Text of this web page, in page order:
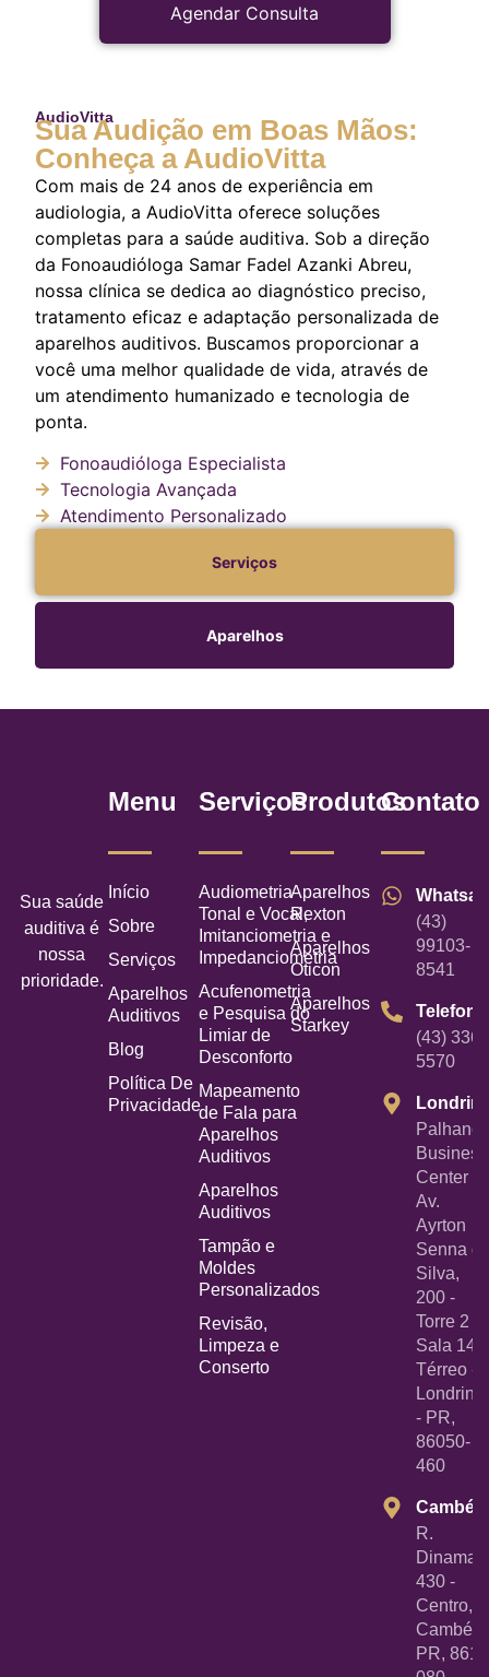
Agendar Consulta
AudioVitta
Sua Audição em Boas Mãos:
Conheça a AudioVitta
Com mais de 24 anos de experiência em
audiologia, a AudioVitta oferece soluções
completas para a saúde auditiva. Sob a direção
da Fonoaudióloga Samar Fadel Azanki Abreu,
nossa clínica se dedica ao diagnóstico preciso,
tratamento eficaz e adaptação personalizada de
aparelhos auditivos. Buscamos proporcionar a
você uma melhor qualidade de vida, através de
um atendimento humanizado e tecnologia de
ponta.
Fonoaudióloga Especialista
Tecnologia Avançada
Atendimento Personalizado
Serviços
Aparelhos
Sua saúde
auditiva é
nossa
prioridade.
Menu
Início
Sobre
Serviços
Aparelhos
Auditivos
Blog
Política De
Privacidade
Serviços
Audiometria
Tonal e Vocal,
Imitanciometria e
Impedanciometria
Acufenometria
e Pesquisa do
Limiar de
Desconforto
Mapeamento
de Fala para
Aparelhos
Auditivos
Aparelhos
Auditivos
Tampão e
Moldes
Personalizados
Revisão,
Limpeza e
Conserto
Produtos
Aparelhos
Rexton
Aparelhos
Oticon
Aparelhos
Starkey
Contato
(43)
99103-
8541
Telefone
(43)
5570
Palhano
Business
Center -
Av.
Ayrton
Senna
Silva,
200 -
Torre 2 -
Sala 14
Térreo -
Londrina
- PR,
86050-
460
Cambé
R.
430 -
Centro,
Cambé -
PR,